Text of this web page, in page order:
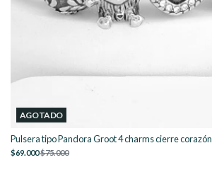
AGOTADO
Pulsera tipo Pandora Groot 4 charms cierre corazón
$69.000$75.000